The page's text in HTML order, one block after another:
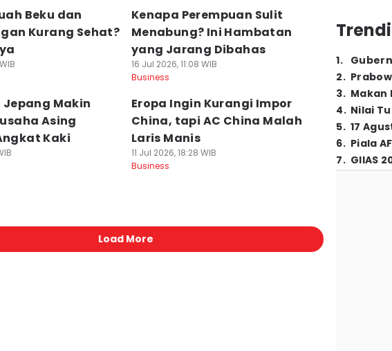
Beku dan
Kurang Sehat?
Kenapa Perempuan Sulit
Menabung? Ini Hambatan
yang Jarang Dibahas
16 Jul 2026, 11:08 WIB
Business
Makin
Asing
Kaki
Eropa Ingin Kurangi Impor
China, tapi AC China Malah
Laris Manis
11 Jul 2026, 18:28 WIB
Business
Load More
1.
2.
3. Makan
4. Nilai
5. 17
6. Piala
7. GIIAS